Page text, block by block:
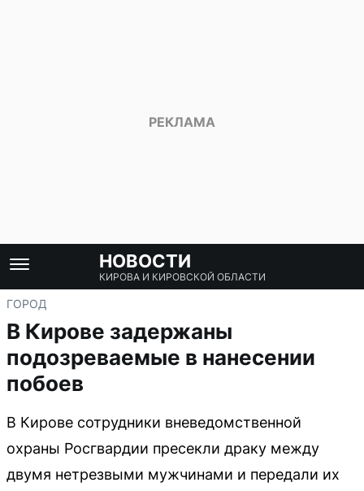
НОВОСТИ
КИРОВА И КИРОВСКОЙ ОБЛАСТИ
ГОРОД
В Кирове задержаны
подозреваемые в нанесении
побоев
В Кирове сотрудники вневедомственной
охраны Росгвардии пресекли драку между
двумя нетрезвыми мужчинами и передали их